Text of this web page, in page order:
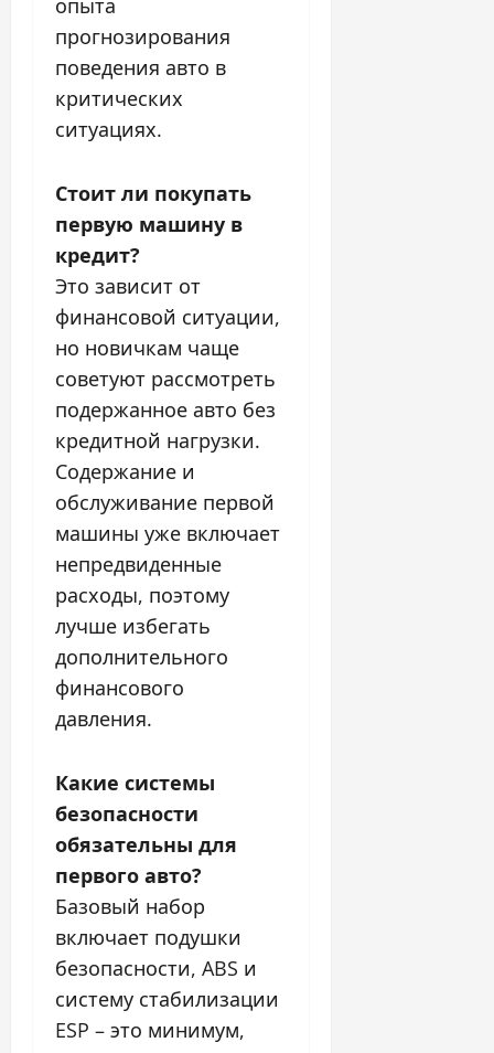
прогнозирования
поведения авто в
критических
ситуациях.
Стоит ли покупать
первую машину в
кредит?
Это зависит от
финансовой ситуации,
но новичкам чаще
советуют рассмотреть
подержанное авто без
кредитной нагрузки.
Содержание и
обслуживание первой
машины уже включает
непредвиденные
расходы, поэтому
лучше избегать
дополнительного
финансового
давления.
Какие системы
безопасности
обязательны для
первого авто?
Базовый набор
включает подушки
безопасности, ABS и
систему стабилизации
ESP – это минимум,